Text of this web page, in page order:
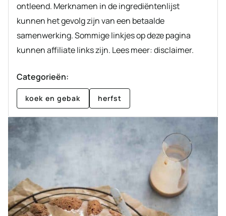
ontleend. Merknamen in de ingrediëntenlijst
kunnen het gevolg zijn van een betaalde
samenwerking. Sommige linkjes op deze pagina
kunnen affiliate links zijn. Lees meer: disclaimer.
Categorieën:
koek en gebak herfst